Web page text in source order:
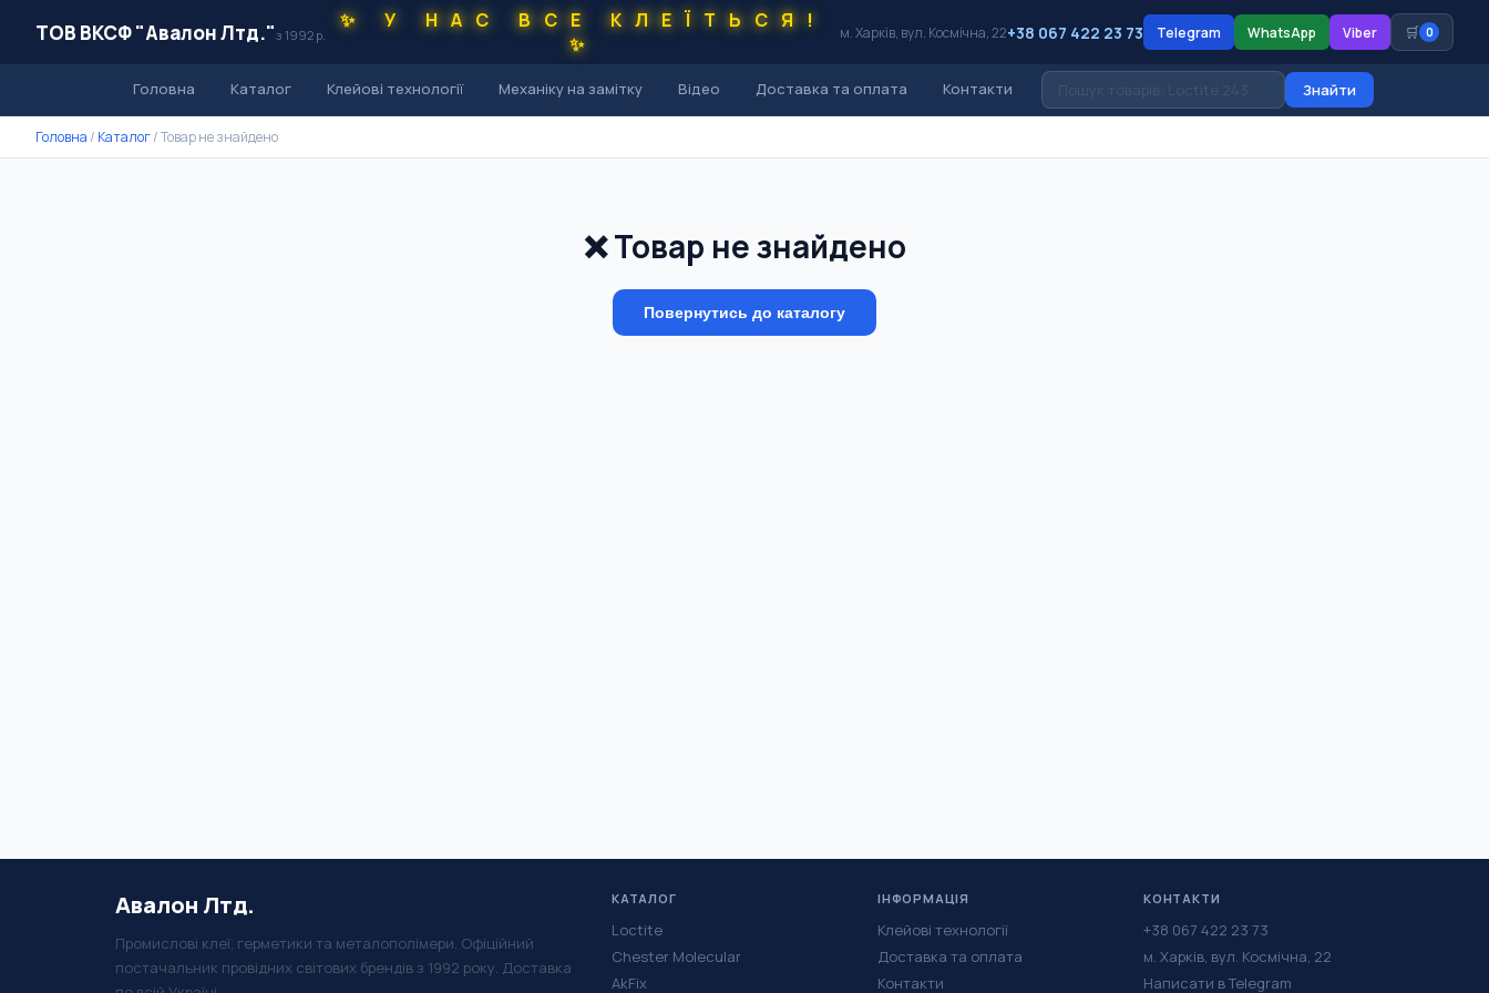
ТОВ ВКСФ "Авалон Лтд."з 1992 р.
✨ У НАС ВСЕ КЛЕЇТЬСЯ!
✨
м. Харків, вул. Космічна, 22+38 067 422 23 73 Telegram WhatsApp Viber 🛒 0
Головна Каталог Клейові технології Механіку на замітку Відео Доставка та оплата Контакти Знайти
Головна / Каталог/Товар не знайдено
❌ Товар не знайдено
Повернутись до каталогу
Авалон Лтд.
Промислові клеї, герметики та металополімери. Офіційний
постачальник провідних світових брендів з 1992 року. Доставка
КАТАЛОГ
Loctite
Chester Molecular
AkFix
ІНФОРМАЦІЯ
Клейові технології
Доставка та оплата
Контакти
КОНТАКТИ
+38 067 422 23 73
м. Харків, вул. Космічна, 22
Написати в Telegram